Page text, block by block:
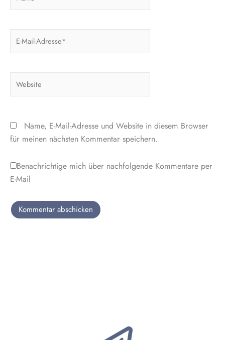
Website
Name, E-Mail-Adresse und Website in diesem Browser
für meinen nächsten Kommentar speichern.
Benachrichtige mich über nachfolgende Kommentare per
E-Mail